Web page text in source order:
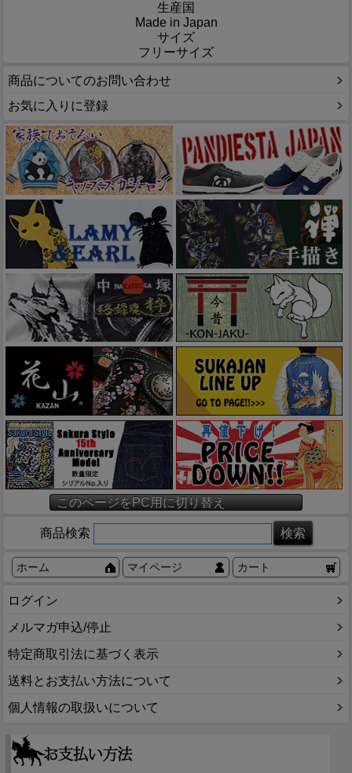
生産国
Made in Japan
サイズ
フリーサイズ
商品についてのお問い合わせ
お気に入りに登録
このページをPC用に切り替え
商品検索
ホーム マイページ カート
ログイン
メルマガ申込/停止
特定商取引法に基づく表示
送料とお支払い方法について
個人情報の取扱いについて